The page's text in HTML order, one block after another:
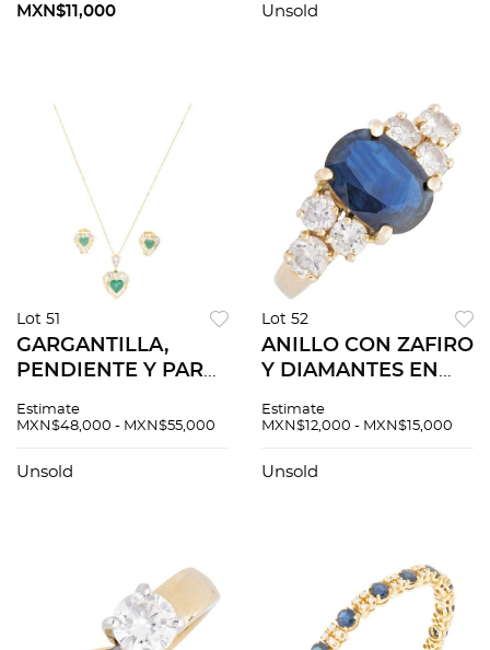
MXN$11,000
Unsold
Lot 51
GARGANTILLA,
PENDIENTE Y PAR
ESMERALDAS Y
AMARILLO DE 18K
Estimate
MXN$48,000 - MXN$55,000
Unsold
Lot 52
ANILLO CON ZAFIRO
Y DIAMANTES EN
14K
Estimate
MXN$12,000 - MXN$15,000
Unsold